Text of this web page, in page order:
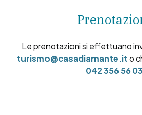
Le prenotazioni si effettuano
turismo@casadiamante.ito
042 356 56 03